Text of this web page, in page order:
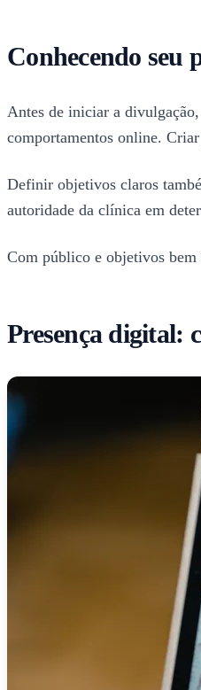
Conhecendo seu
Antes de iniciar a
comportamentos online.
Definir objetivos claros
autoridade da clínica em
Com público e objetivos bem
Presença digital: